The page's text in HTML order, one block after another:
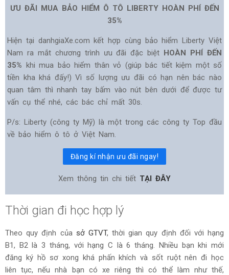
ƯU ĐÃI MUA BẢO HIỂM Ô TÔ LIBERTY HOÀN PHÍ ĐẾN
35%
Hiện tại danhgiaXe.com kết hợp cùng bảo hiểm Liberty Việt
Nam ra mắt chương trình ưu đãi đặc biệt HOÀN PHÍ ĐẾN
35% khi mua bảo hiểm thân vỏ (giúp bác tiết kiệm một số
tiền kha khá đấy!) Vì số lượng ưu đãi có hạn nên bác nào
quan tâm thì nhanh tay bấm vào nút bên dưới để được tư
vấn cụ thể nhé, các bác chỉ mất 30s.
P/s: Liberty (công ty Mỹ) là một trong các công ty Top đầu
về bảo hiểm ô tô ở Việt Nam.
Đăng kí nhận ưu đãi ngay!
Xem thông tin chi tiết TẠI ĐÂY
Thời gian đi học hợp lý
Theo quy định của sở GTVT, thời gian quy định đối với hạng
B1, B2 là 3 tháng, với hạng C là 6 tháng. Nhiều bạn khi mới
đăng ký hồ sơ xong khá phấn khích và sốt ruột nên đi học
liên tục, nếu nhà bạn có xe riêng thì có thể làm như thế,